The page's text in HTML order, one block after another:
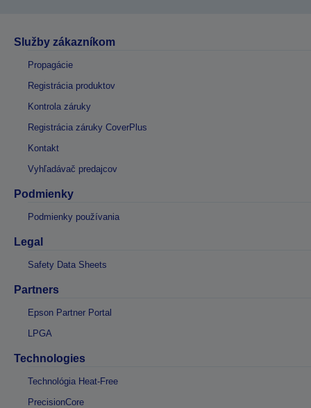
Služby zákazníkom
Propagácie
Registrácia produktov
Kontrola záruky
Registrácia záruky CoverPlus
Kontakt
Vyhľadávač predajcov
Podmienky
Podmienky používania
Legal
Safety Data Sheets
Partners
Epson Partner Portal
LPGA
Technologies
Technológia Heat-Free
PrecisionCore